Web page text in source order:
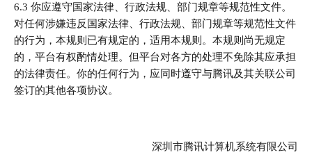
6.3 你应遵守国家法律、行政法规、部门规章等规范性文件。
对任何涉嫌违反国家法律、行政法规、部门规章等规范性文件
的行为，本规则已有规定的，适用本规则。本规则尚无规定
的，平台有权酌情处理。但平台对各方的处理不免除其应承担
的法律责任。你的任何行为，应同时遵守与腾讯及其关联公司
签订的其他各项协议。
深圳市腾讯计算机系统有限公司